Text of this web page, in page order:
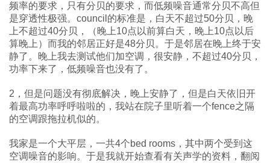
频率的要求，只有分贝的要求，而低频噪音通常分贝不高但
是穿透性极强。council的标准是，白天不超过50分贝，晚
上不超过40分贝，（晚上10点以前算白天，晚上10点以后
算晚上）而我的邻居正好是48分贝。于是邻居在晚上终于安
静了。晚上我去测试他们加空调，很安静，不超过40分贝，
功率下来了，低频噪音也没有了。
2，但是问题没有彻底解决，晚上安静了，但是白天依旧开
着最高功率呼呼啦啦的，我站在院子里听着一个fence之隔
的空调跟拖拉机似的。
我家是一个大平层，一共4个bed rooms，其中两个受到这
空调噪音的影响。于是我就开始查看有关声学的资料，翻阅